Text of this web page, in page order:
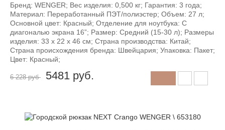
Бренд: WENGER; Вес изделия: 0,500 кг; Гарантия: 3 года;
Материал: Переработанный ПЭТ/полиэстер; Объем: 27 л;
Основной цвет: Красный; Отделение для ноутбука: С
диагональю экрана 16”; Размер: Средний (15-30 л); Размеры
изделия: 33 x 22 x 46 см; Страна производства: Китай;
Страна происхождения бренда: Швейцария; Упаковка: Пакет;
Цвет: Красный;
6 228 руб 5481 руб.
-12%